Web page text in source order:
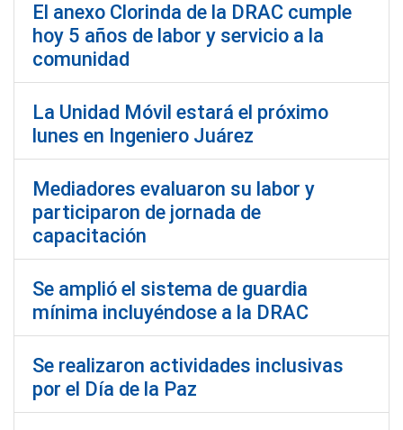
El anexo Clorinda de la DRAC cumple
hoy 5 años de labor y servicio a la
comunidad
La Unidad Móvil estará el próximo
lunes en Ingeniero Juárez
Mediadores evaluaron su labor y
participaron de jornada de
capacitación
Se amplió el sistema de guardia
mínima incluyéndose a la DRAC
Se realizaron actividades inclusivas
por el Día de la Paz